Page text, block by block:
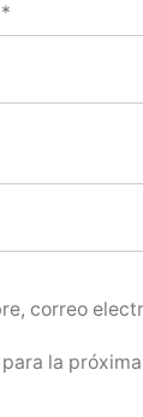
*
correo
la